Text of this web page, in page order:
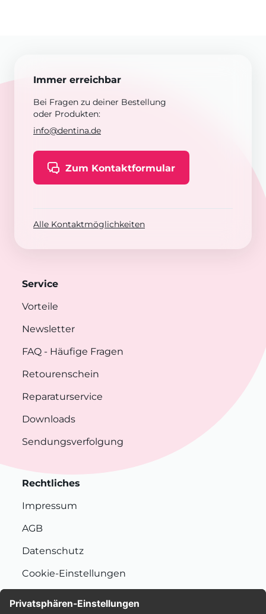
Immer erreichbar
Bei Fragen zu deiner Bestellung
oder Produkten:
info@dentina.de
Zum Kontaktformular
Alle Kontaktmöglichkeiten
Service
Vorteile
Newsletter
FAQ - Häufige Fragen
Retourenschein
Reparaturservice
Downloads
Sendungsverfolgung
Rechtliches
Impressum
AGB
Datenschutz
Cookie-Einstellungen